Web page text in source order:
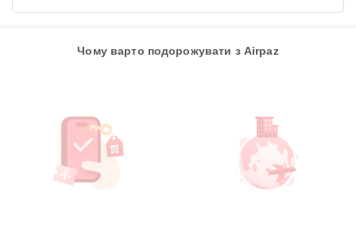
Чому варто подорожувати з Airpaz